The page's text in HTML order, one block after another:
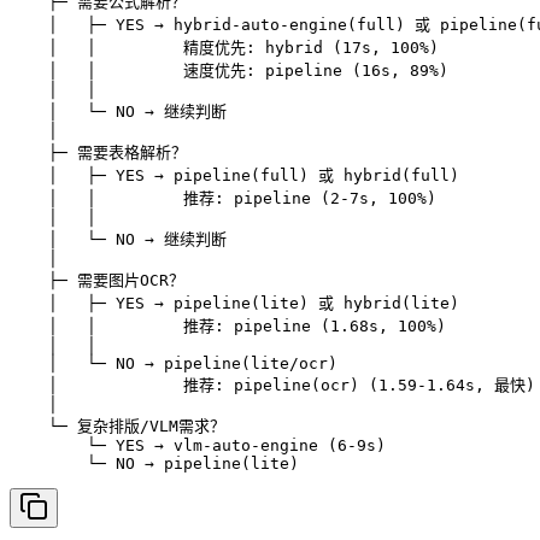
│   ├─ YES → hybrid-auto-engine(full) 或
    │   │         精度优先: hybrid (17s, 100%)
    │   │         速度优先: pipeline (16s, 89%)
    │   └─ NO → 继续判断
    ├─ 需要表格解析？
    │   ├─ YES → pipeline(full) 或 hybrid(full)
    │   │         推荐: pipeline (2-7s, 100%)
    │   └─ NO → 继续判断
    ├─ 需要图片OCR？
    │   ├─ YES → pipeline(lite) 或 hybrid(lite)
    │   │         推荐: pipeline (1.68s, 100%)
    │   └─ NO → pipeline(lite/ocr)
    │             推荐: pipeline(ocr) (1.59-1.64s, 最快)
    └─ 复杂排版/VLM需求？
        └─ YES → vlm-auto-engine (6-9s)
        └─ NO → pipeline(lite)